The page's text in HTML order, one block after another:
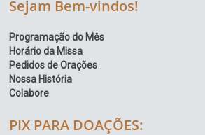
Sejam Bem-vindos!
Programação do Mês
Horário da Missa
Pedidos de Orações
Nossa História
Colabore
PIX PARA DOAÇÕES: